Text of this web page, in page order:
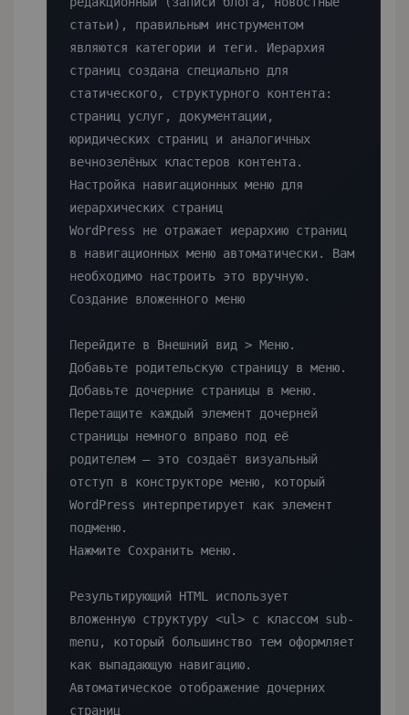
статьи), правильным инструментом
являются категории и теги. Иерархия
страниц создана специально для
статического, структурного контента:
страниц услуг, документации,
юридических страниц и аналогичных
вечнозелёных кластеров контента.
Настройка навигационных меню для
иерархических страниц
WordPress не отражает иерархию страниц
в навигационных меню автоматически. Вам
необходимо настроить это вручную.
Создание вложенного меню
Перейдите в Внешний вид > Меню.
Добавьте родительскую страницу в меню.
Добавьте дочерние страницы в меню.
Перетащите каждый элемент дочерней
страницы немного вправо под её
родителем — это создаёт визуальный
отступ в конструкторе меню, который
WordPress интерпретирует как элемент
подменю.
Нажмите Сохранить меню.
Результирующий HTML использует
вложенную структуру <ul> с классом sub-
menu, который большинство тем оформляет
как выпадающую навигацию.
Автоматическое отображение дочерних
страниц